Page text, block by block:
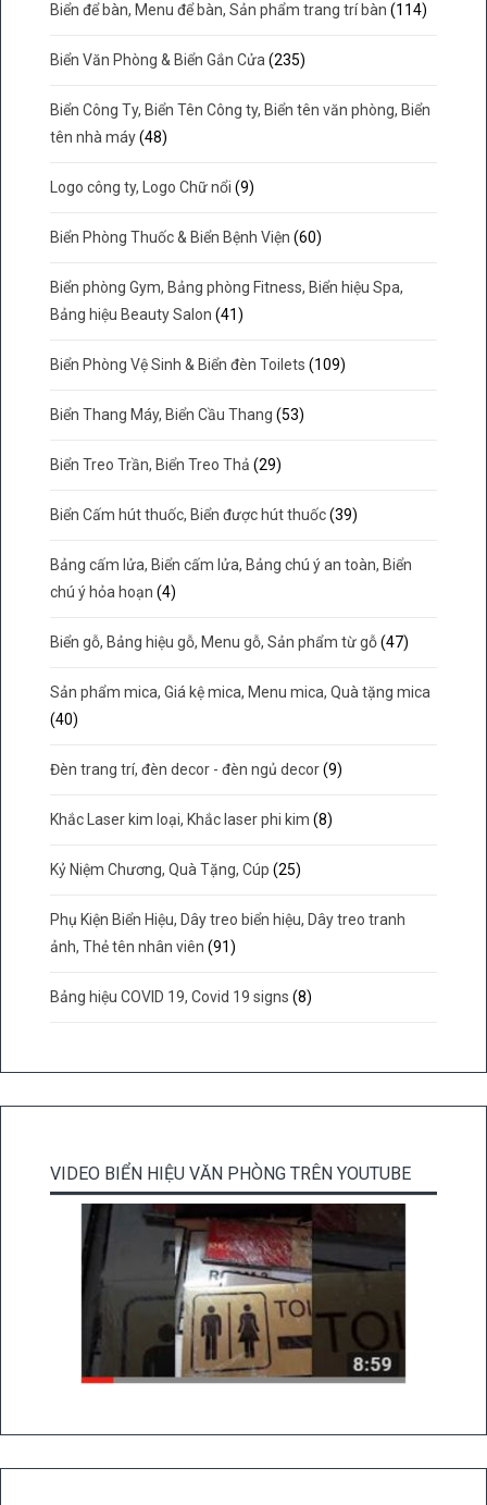
Biển để bàn, Menu để bàn, Sản phẩm trang trí bàn (114)
Biển Văn Phòng & Biển Gắn Cửa (235)
Biển Công Ty, Biển Tên Công ty, Biển tên văn phòng, Biển
tên nhà máy (48)
Logo công ty, Logo Chữ nổi (9)
Biển Phòng Thuốc & Biển Bệnh Viện (60)
Biển phòng Gym, Bảng phòng Fitness, Biển hiệu Spa,
Bảng hiệu Beauty Salon (41)
Biển Phòng Vệ Sinh & Biển đèn Toilets (109)
Biển Thang Máy, Biển Cầu Thang (53)
Biển Treo Trần, Biển Treo Thả (29)
Biển Cấm hút thuốc, Biển được hút thuốc (39)
Bảng cấm lửa, Biển cấm lửa, Bảng chú ý an toàn, Biển
chú ý hỏa hoạn (4)
Biển gỗ, Bảng hiệu gỗ, Menu gỗ, Sản phẩm từ gỗ (47)
Sản phẩm mica, Giá kệ mica, Menu mica, Quà tặng mica
(40)
Đèn trang trí, đèn decor - đèn ngủ decor (9)
Khắc Laser kim loại, Khắc laser phi kim (8)
Kỷ Niệm Chương, Quà Tặng, Cúp (25)
Phụ Kiện Biển Hiệu, Dây treo biển hiệu, Dây treo tranh
ảnh, Thẻ tên nhân viên (91)
Bảng hiệu COVID 19, Covid 19 signs (8)
VIDEO BIỂN HIỆU VĂN PHÒNG TRÊN YOUTUBE